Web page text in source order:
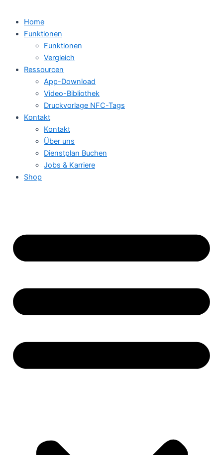
Home
Funktionen
Funktionen
Vergleich
Ressourcen
App-Download
Video-Bibliothek
Druckvorlage NFC-Tags
Kontakt
Kontakt
Über uns
Dienstplan Buchen
Jobs & Karriere
Shop